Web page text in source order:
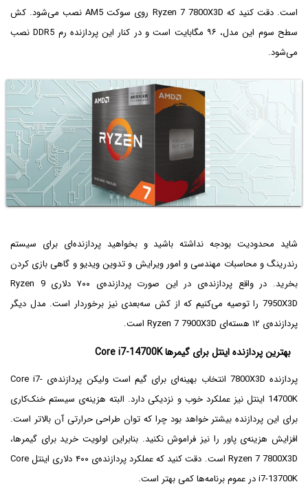
است. دقت کنید که Ryzen 7 7800X3D روی سوکت AM5 نصب می‌شود. کش
سطح سوم این مدل، ۹۶ مگابایت است و در کنار این پردازنده رم DDR5 نصب
می‌شود.
شاید محدودیت بودجه نداشته باشید و بخواهید پردازنده‌ای برای سیستم
رندرینگ و محاسبات مهندسی و امور ویرایش و تدوین ویدیو و گاهی بازی کردن
بخرید. در واقع پردازنده‌ی در این صورت پردازنده‌ی ۷۰۰ دلاری Ryzen 9
7950X3D را توصیه می‌کنیم که از کش سه‌بعدی نیز برخوردار است. مدل دیگر
پردازنده‌ی ۱۲ هسته‌ای Ryzen 7 7900X3D است.
بهترین پردازنده اینتل برای گیمرها Core i7-14700K
پردازنده 7800X3D انتخاب بهینه‌ای برای گیم است ولیکن پردازنده‌ی Core i7-
14700K اینتل نیز عملکرد خوب و نزدیکی دارد. البته هزینه‌ی سیستم خنک‌کاری
برای این پردازنده بیشتر خواهد بود چرا که توان طراحی حرارتی آن بالاتر است.
افزایش هزینه‌ی پاور را نیز فراموش نکنید. بنابراین اولویت خرید برای گیمرها،
Ryzen 7 7800X3D است. دقت کنید که عملکرد پردازنده‌ی ۴۰۰ دلاری اینتل Core
i7-13700K در عموم برنامه‌ها کمی بهتر است.